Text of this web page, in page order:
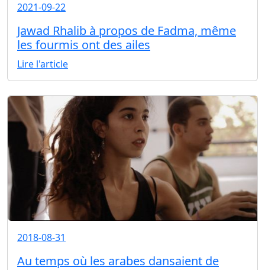
2021-09-22
Jawad Rhalib à propos de Fadma, même
les fourmis ont des ailes
Lire l'article
2018-08-31
Au temps où les arabes dansaient de